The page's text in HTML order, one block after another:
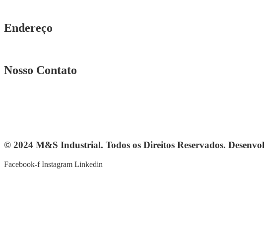
Endereço
Nosso Contato
© 2024 M&S Industrial. Todos os Direitos Reservados.
Facebook-f Instagram Linkedin